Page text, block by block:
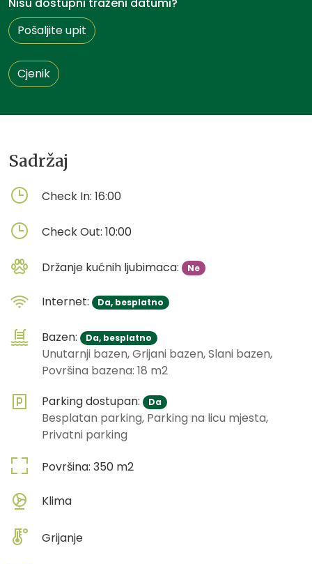
Pošaljite upit
Cjenik
Sadržaj
Check In: 16:00
Check Out: 10:00
Držanje kućnih ljubimaca: Ne
Internet: Da, besplatno
Bazen: Da, besplatno
Unutarnji bazen, Grijani bazen, Slani bazen,
Površina bazena: 18 m2
Parking dostupan:
Da
Besplatan parking, Parking na licu mjesta,
Privatni parking
Površina: 350 m2
Klima
Grijanje